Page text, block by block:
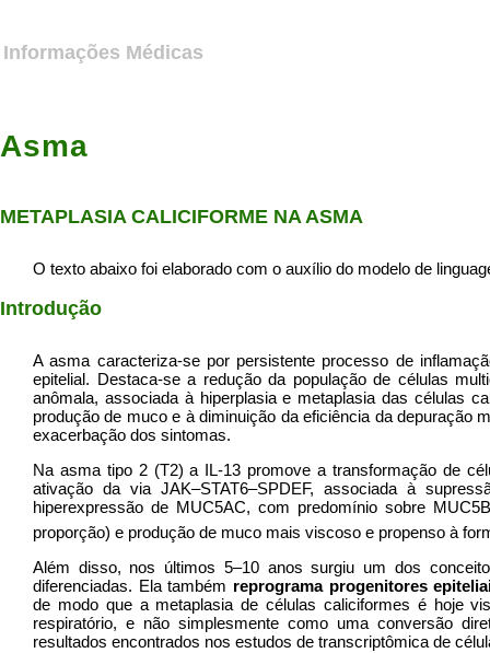
Informações Médicas
Asma
METAPLASIA CALICIFORME NA ASMA
O texto abaixo foi elaborado com o auxílio do modelo de
Introdução
A asma caracteriza-se por persistente processo de
epitelial. Destaca-se a redução da população de células
anômala, associada à hiperplasia e metaplasia das células
produção de muco e à diminuição da eficiência da depuração
exacerbação dos sintomas.
Na asma tipo 2 (T2) a IL-13 promove a transformação de
ativação da via JAK–STAT6–SPDEF, associada à
hiperexpressão de MUC5AC, com predomínio sobre
proporção) e produção de muco mais viscoso e propenso à
Além disso, nos últimos 5–10 anos surgiu um dos
diferenciadas. Ela também reprograma progenitores
de modo que a metaplasia de células caliciformes é hoje
respiratório, e não simplesmente como uma conversão
resultados encontrados nos estudos de transcriptômica de